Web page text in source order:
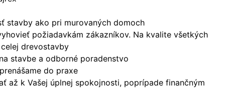
stavby ako pri murovaných domoch
požiadavkám zákazníkov. Na kvalite všetkých
drevostavby
stavbe a odborné poradenstvo
do praxe
až k Vašej úplnej spokojnosti, poprípade finančným